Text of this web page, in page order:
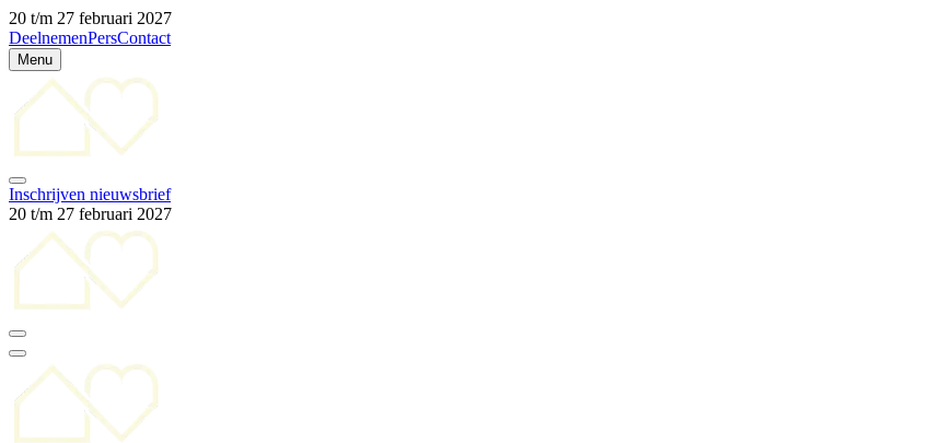
20 t/m 27 februari 2027
DeelnemenPersContact
Menu
Inschrijven nieuwsbrief
20 t/m 27 februari 2027